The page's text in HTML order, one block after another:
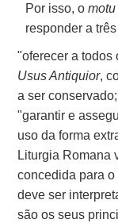
Por isso, o
responder a
"oferecer a todos
Usus Antiquior,
a ser conservado;
"garantir e
uso da forma
Liturgia Romana
concedida para
deve ser
são os seus